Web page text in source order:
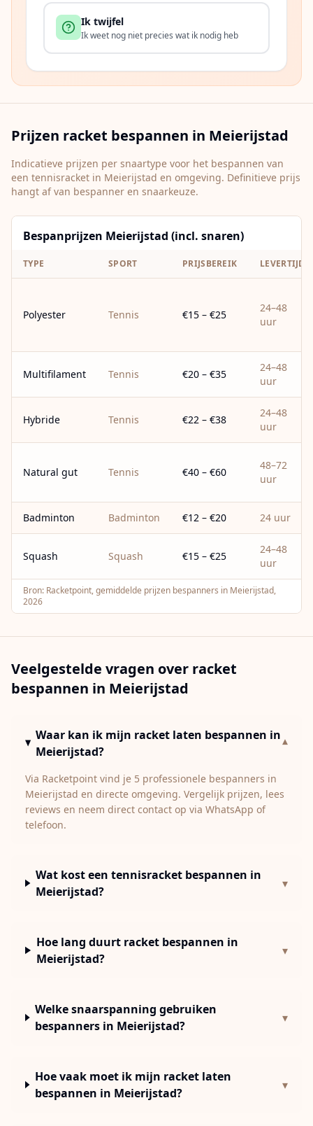
Ik twijfel
Ik weet nog niet precies wat ik nodig heb
Prijzen racket bespannen in Meierijstad
Indicatieve prijzen per snaartype voor het bespannen van
een tennisracket in Meierijstad en omgeving. Definitieve prijs
hangt af van bespanner en snaarkeuze.
Bespanprijzen Meierijstad (incl. snaren)
TYPE SPORT PRIJSBEREIK LEVERTIJD
Polyester Tennis €15 – €25
24–48
uur
Multifilament Tennis €20 – €35
24–48
uur
Hybride Tennis €22 – €38
24–48
uur
Natural gut Tennis €40 – €60
48–72
uur
Badminton Badminton €12 – €20 24 uur
Squash Squash €15 – €25
24–48
uur
Bron: Racketpoint, gemiddelde prijzen bespanners in Meierijstad,
2026
Veelgestelde vragen over racket
bespannen in Meierijstad
Waar kan ik mijn racket laten bespannen in
Meierijstad?
▾
Via Racketpoint vind je 5 professionele bespanners in
Meierijstad en directe omgeving. Vergelijk prijzen, lees
reviews en neem direct contact op via WhatsApp of
telefoon.
Wat kost een tennisracket bespannen in
Meierijstad?
▾
Hoe lang duurt racket bespannen in
Meierijstad?
▾
Welke snaarspanning gebruiken
bespanners in Meierijstad?
▾
Hoe vaak moet ik mijn racket laten
bespannen in Meierijstad?
▾